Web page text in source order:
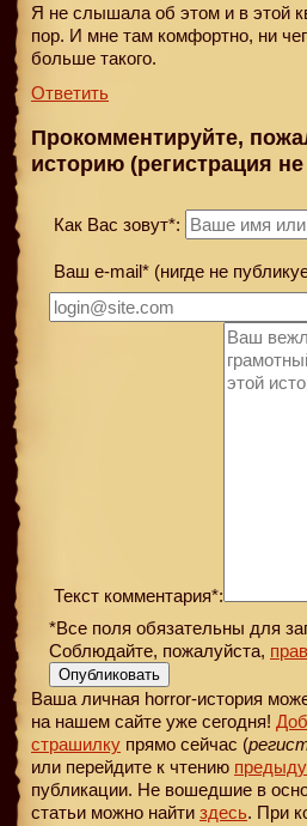
Я не слышала об этом и в этой
пор. И мне там комфортно, ни
больше такого.
Ответить
Прокомментируйте,
историю (регистрация
Как Вас зовут*:
Ваш e-mail* (нигде не
Текст комментария*:
*Все поля обязательны для
Соблюдайте, пожалуйста,
Опубликовать
Ваша личная horror-история
на нашем сайте уже сегодня!
страшилку прямо сейчас (
или перейдите к чтению
публикации. Не вошедшие в
статьи можно найти здесь. При